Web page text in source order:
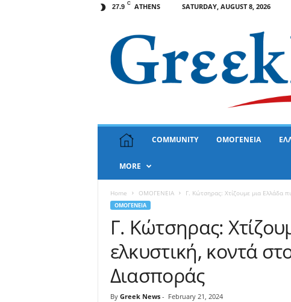
27.9 C ATHENS SATURDAY, AUGUST 8, 2026
k
COMMUNITY ΟΜΟΓΕΝΕΙΑ
MORE
Home ΟΜΟΓΕΝΕΙΑ Γ. Κώτσηρας: Χτίζουμε μια Ελλάδα
ΟΜΟΓΕΝΕΙΑ
Γ. Κώτσηρας:
ελκυστική, κοντά
Διασποράς
By Greek News- February 21, 2024